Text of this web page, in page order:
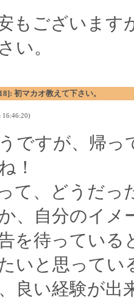
もございます
い。
初マカオ教えて下さい。
16:46:20)
ですが、帰っ
！
て、どうだっ
、自分のイメ
を待っている
いと思ってい
良い経験が出